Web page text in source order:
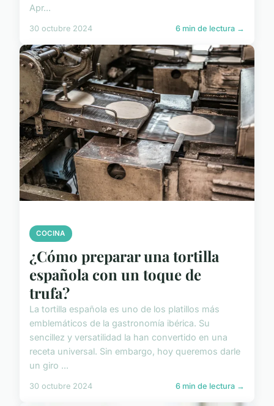
Apr...
30 octubre 2024 6 min de lectura →
COCINA
¿Cómo preparar una tortilla
española con un toque de
trufa?
La tortilla española es uno de los platillos más
emblemáticos de la gastronomía ibérica. Su
sencillez y versatilidad la han convertido en una
receta universal. Sin embargo, hoy queremos darle
un giro ...
30 octubre 2024 6 min de lectura →